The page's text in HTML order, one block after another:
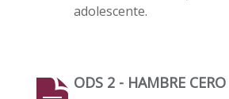
adolescente.
ODS 2 - HAMBRE CERO